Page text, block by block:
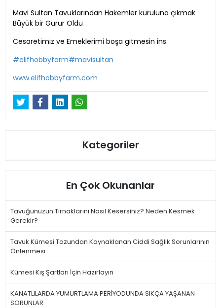
Mavi Sultan Tavuklarından Hakemler kuruluna çıkmak
Büyük bir Gurur Oldu
Cesaretimiz ve Emeklerimi boşa gitmesin ins.
#elifhobbyfarm#mavisultan
www.elifhobbyfarm.com
Kategoriler
En Çok Okunanlar
Tavuğunuzun Tırnaklarını Nasıl Kesersiniz? Neden Kesmek
Gerekir?
Tavuk Kümesi Tozundan Kaynaklanan Ciddi Sağlık Sorunlarının
Önlenmesi
Kümesi Kış Şartları İçin Hazırlayın
KANATLILARDA YUMURTLAMA PERİYODUNDA SIKÇA YAŞANAN
SORUNLAR